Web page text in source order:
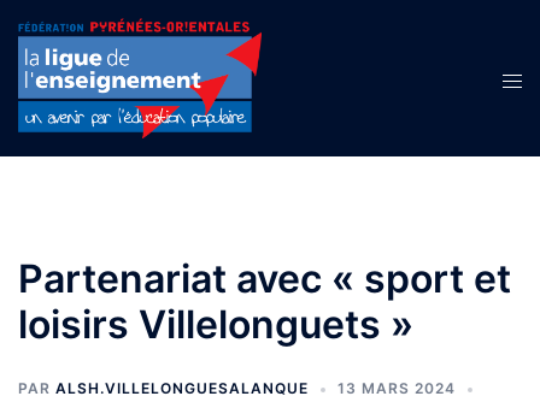
contenu
Partenariat avec « sport et
loisirs Villelonguets »
PAR ALSH.VILLELONGUESALANQUE
13 MARS 2024